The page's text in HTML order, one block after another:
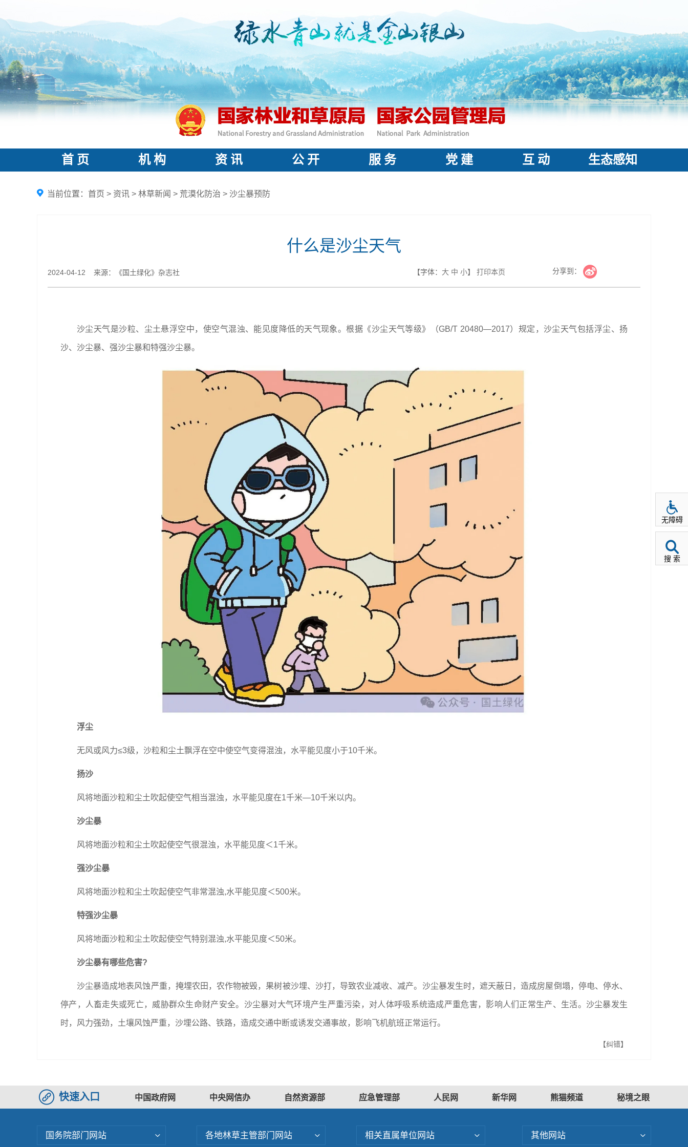
首 页 机 构 资 讯 公 开 服 务 党 建 互 动 生态感知
当前位置： 首页 > 资讯 > 林草新闻 > 荒漠化防治 > 沙尘暴预防
什么是沙尘天气
2024-04-12 来源：《国土绿化》杂志社 【字体： 大 中 小】 打印本页 分享到：
沙尘天气是沙粒、尘土悬浮空中，使空气混浊、能见度降低的天气现象。根据《沙尘天气等级》（GB/T 20480—2017）规定，沙尘天气包括浮尘、扬
沙、沙尘暴、强沙尘暴和特强沙尘暴。
浮尘
无风或风力≤3级，沙粒和尘土飘浮在空中使空气变得混浊，水平能见度小于10千米。
扬沙
风将地面沙粒和尘土吹起使空气相当混浊，水平能见度在1千米—10千米以内。
沙尘暴
风将地面沙粒和尘土吹起使空气很混浊，水平能见度＜1千米。
强沙尘暴
风将地面沙粒和尘土吹起使空气非常混浊,水平能见度＜500米。
特强沙尘暴
风将地面沙粒和尘土吹起使空气特别混浊,水平能见度＜50米。
沙尘暴有哪些危害?
沙尘暴造成地表风蚀严重，掩埋农田，农作物被毁，果树被沙埋、沙打，导致农业减收、减产。沙尘暴发生时，遮天蔽日，造成房屋倒塌，停电、停水、
停产，人畜走失或死亡，威胁群众生命财产安全。沙尘暴对大气环境产生严重污染，对人体呼吸系统造成严重危害，影响人们正常生产、生活。沙尘暴发生
时，风力强劲，土壤风蚀严重，沙埋公路、铁路，造成交通中断或诱发交通事故，影响飞机航班正常运行。
【纠错】
快速入口 中国政府网 中央网信办 自然资源部 应急管理部 人民网 新华网 熊猫频道 秘境之眼
国务院部门网站 各地林草主管部门网站 相关直属单位网站 其他网站
无障碍
搜 索